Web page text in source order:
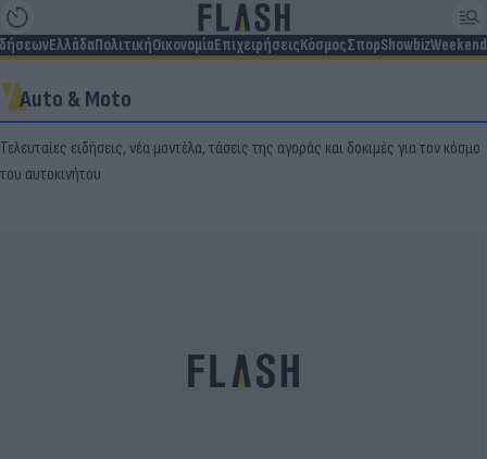
ΕλλάδαΠολιτικήΟικονομίαΕπιχειρήσειςΚόσμοςΣπορShowbizWeekend
Auto & Moto
Τελευταίες ειδήσεις, νέα μοντέλα, τάσεις της αγοράς και δοκιμές για τον κόσμο
του αυτοκινήτου